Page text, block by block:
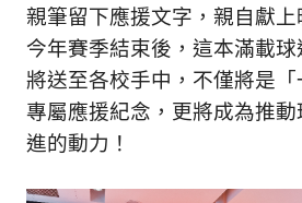
親筆留下應援文字，親自獻
今年賽季結束後，這本滿載
將送至各校手中，不僅將是
專屬應援紀念，更將成為推
進的動力！